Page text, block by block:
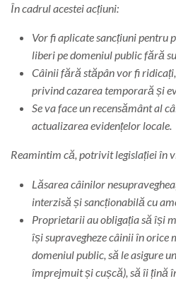
În cadrul acestei acțiuni:
Vor fi aplicate sancțiuni pentru
liberi pe domeniul public fără
Câinii fără stăpân vor fi
privind cazarea temporară și
Se va face un recensământ al
actualizarea evidențelor locale.
Reamintim că, potrivit legislației în
Lăsarea câinilor
interzisă și sancționabilă cu
Proprietarii au obligația să își
își supravegheze câinii în orice
domeniul public, să le asigure
împrejmuit și cușcă), să îi țină